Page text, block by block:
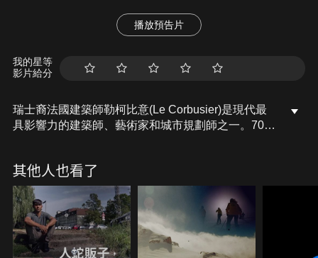
播放預告片
我的星等
影片給分
瑞士裔法國建築師勒柯比意(Le Corbusier)是現代最
具影響力的建築師、藝術家和城市規劃師之一。70年
印度動盪、安置和分裂的時代，代表著進步和新興的
民主，然而，它同時也是一個頗具爭議的藝術綜合
體，一個大膽的現代烏托邦。
其他人也看了